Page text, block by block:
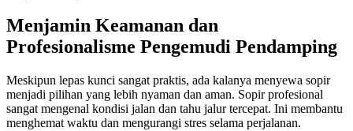
Menjamin Keamanan dan
Profesionalisme Pengemudi Pendamping
Meskipun lepas kunci sangat praktis, ada kalanya menyewa sopir
menjadi pilihan yang lebih nyaman dan aman. Sopir profesional
sangat mengenal kondisi jalan dan tahu jalur tercepat. Ini membantu
menghemat waktu dan mengurangi stres selama perjalanan.